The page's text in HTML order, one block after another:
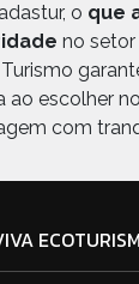
o que
no setor
ao escolher
com